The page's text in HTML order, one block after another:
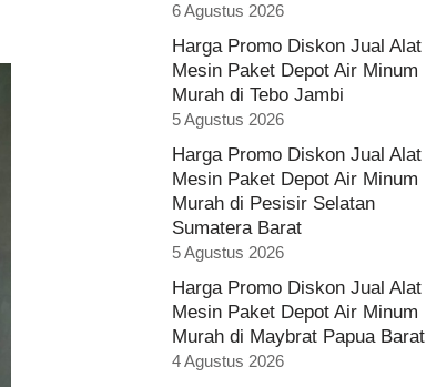
6 Agustus 2026
Harga Promo Diskon Jual Alat
Mesin Paket Depot Air Minum
Murah di Tebo Jambi
5 Agustus 2026
Harga Promo Diskon Jual Alat
Mesin Paket Depot Air Minum
Murah di Pesisir Selatan
Sumatera Barat
5 Agustus 2026
Harga Promo Diskon Jual Alat
Mesin Paket Depot Air Minum
Murah di Maybrat Papua Barat
4 Agustus 2026